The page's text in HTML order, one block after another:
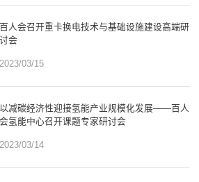
百人会召开重卡换电技术与基础设施建设高端研
讨会
2023/03/15
以减碳经济性迎接氢能产业规模化发展——百人
会氢能中心召开课题专家研讨会
2023/03/14